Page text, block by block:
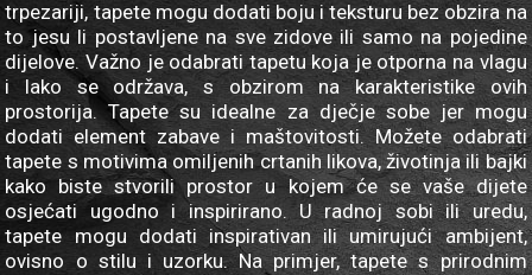
trpezariji, tapete mogu dodati boju i teksturu bez obzira na
to jesu li postavljene na sve zidove ili samo na pojedine
dijelove. Važno je odabrati tapetu koja je otporna na vlagu
i lako se održava, s obzirom na karakteristike ovih
prostorija. Tapete su idealne za dječje sobe jer mogu
dodati element zabave i maštovitosti. Možete odabrati
tapete s motivima omiljenih crtanih likova, životinja ili bajki
kako biste stvorili prostor u kojem će se vaše dijete
osjećati ugodno i inspirirano. U radnoj sobi ili uredu,
tapete mogu dodati inspirativan ili umirujući ambijent,
ovisno o stilu i uzorku. Na primjer, tapete s prirodnim